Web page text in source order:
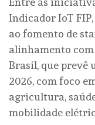
Indicador IoT
ao fomento de
alinhamento
Brasil, que prevê
2026, com foco
agricultura,
mobilidade